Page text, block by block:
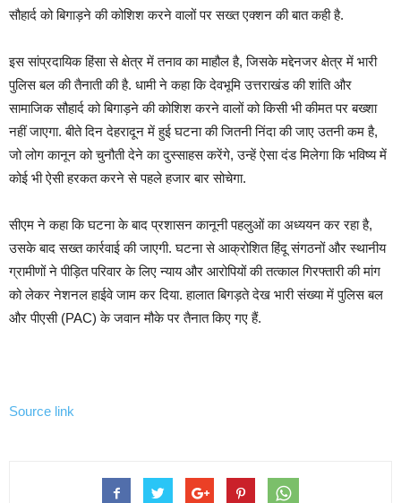
सौहार्द को बिगाड़ने की कोशिश करने वालों पर सख्त एक्शन की बात कही है.
इस सांप्रदायिक हिंसा से क्षेत्र में तनाव का माहौल है, जिसके मद्देनजर क्षेत्र में भारी
पुलिस बल की तैनाती की है. धामी ने कहा कि देवभूमि उत्तराखंड की शांति और
सामाजिक सौहार्द को बिगाड़ने की कोशिश करने वालों को किसी भी कीमत पर बख्शा
नहीं जाएगा. बीते दिन देहरादून में हुई घटना की जितनी निंदा की जाए उतनी कम है,
जो लोग कानून को चुनौती देने का दुस्साहस करेंगे, उन्हें ऐसा दंड मिलेगा कि भविष्य में
कोई भी ऐसी हरकत करने से पहले हजार बार सोचेगा.
सीएम ने कहा कि घटना के बाद प्रशासन कानूनी पहलुओं का अध्ययन कर रहा है,
उसके बाद सख्त कार्रवाई की जाएगी. घटना से आक्रोशित हिंदू संगठनों और स्थानीय
ग्रामीणों ने पीड़ित परिवार के लिए न्याय और आरोपियों की तत्काल गिरफ्तारी की मांग
को लेकर नेशनल हाईवे जाम कर दिया. हालात बिगड़ते देख भारी संख्या में पुलिस बल
और पीएसी (PAC) के जवान मौके पर तैनात किए गए हैं.
Source link